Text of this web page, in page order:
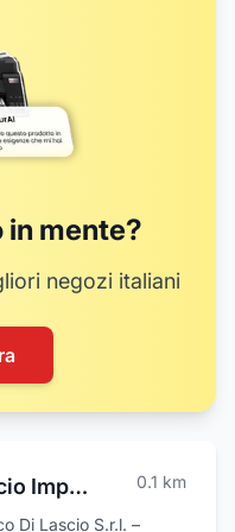
in mente?
negozi italiani
Domenico di Lascio Impresa Edile 0.1 km
Di Lascio S.r.l. –